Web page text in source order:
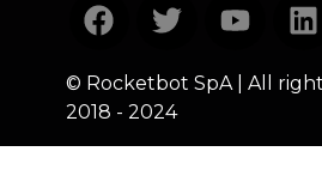
FacebookTwitterYoutube
© Rocketbot SpA | All
2018 - 2024